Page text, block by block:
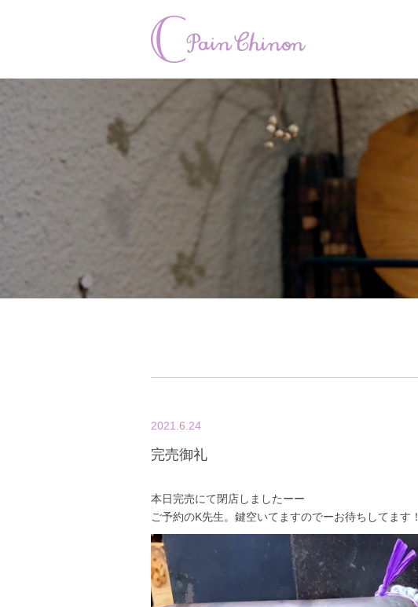
2021.6.24
完売御礼
本日完売にて閉店しましたーー
ご予約のK先生。鍵空いてますのでーお待ちしてます！